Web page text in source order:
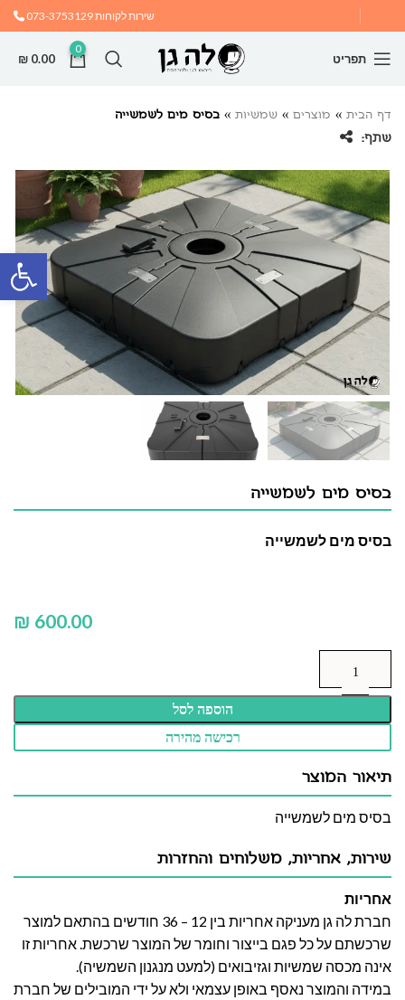
שירות לקוחות073-3753129
תפריט
0
₪ 0.00
דף הבית » מוצרים » שמשיות » בסיס מים לשמשייה
שתף:
בסיס מים לשמשייה
בסיס מים לשמשייה
₪
הוספה לסל
רכישה מהירה
תיאור המוצר
בסיס מים לשמשייה
שירות, אחריות, משלוחים והחזרות
אחריות
חברת לה גן מעניקה אחריות בין 12 – 36 חודשים בהתאם למוצר
שרכשתם על כל פגם בייצור וחומר של המוצר שרכשת. אחריות זו
אינה מכסה שמשיות וגזיבואים (למעט מנגנון השמשיה).
במידה והמוצר נאסף באופן עצמאי ולא על ידי המובילים של חברת